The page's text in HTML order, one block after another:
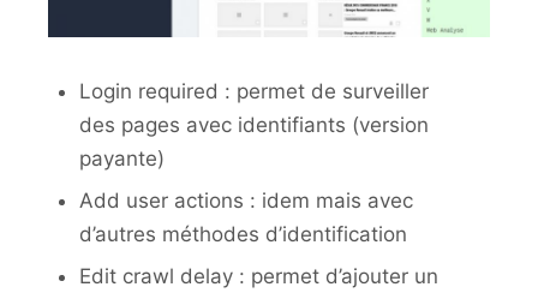
Login required : permet de surveiller
des pages avec identifiants (version
payante)
Add user actions : idem mais avec
d’autres méthodes d’identification
Edit crawl delay : permet d’ajouter un